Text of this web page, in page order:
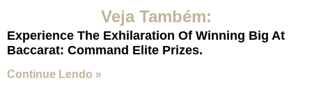
Veja Também:
Experience The Exhilaration Of Winning Big At
Baccarat: Command Elite Prizes.
Continue Lendo »